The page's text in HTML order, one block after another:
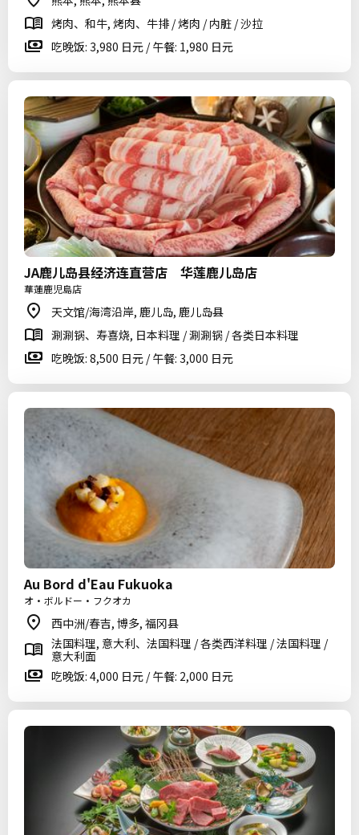
烤肉、和牛, 烤肉、牛排 / 烤肉 / 内脏 / 沙拉
吃晚饭: 3,980 日元 / 午餐: 1,980 日元
JA鹿儿岛县经济连直营店 华莲鹿儿岛店
華蓮鹿児島店
天文馆/海湾沿岸, 鹿儿岛, 鹿儿岛县
涮涮锅、寿喜烧, 日本料理 / 涮涮锅 / 各类日本料理
吃晚饭: 8,500 日元 / 午餐: 3,000 日元
Au Bord d'Eau Fukuoka
オ・ボルドー・フクオカ
西中洲/春吉, 博多, 福冈县
法国料理, 意大利、法国料理 / 各类西洋料理 / 法国料理 /
意大利面
吃晚饭: 4,000 日元 / 午餐: 2,000 日元